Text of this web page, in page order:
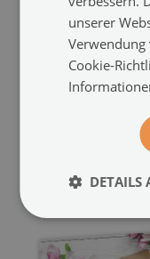
lila Magnolie
(#och-
unserer
Verwendung
Cookie-
DETAILS